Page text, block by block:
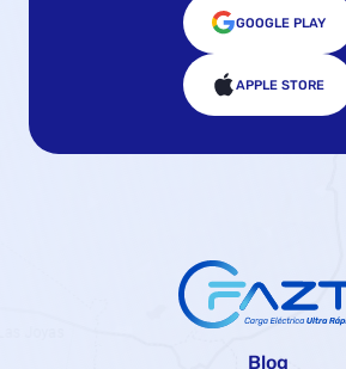
GOOGLE PLAY
APPLE STORE
Blog